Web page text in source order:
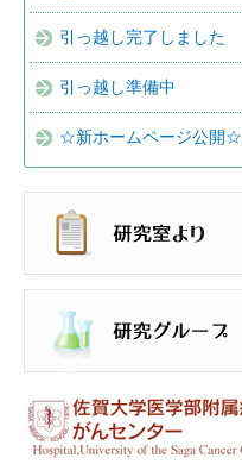
引っ越し完了しました
引っ越し準備中
☆新ホームページ公開☆